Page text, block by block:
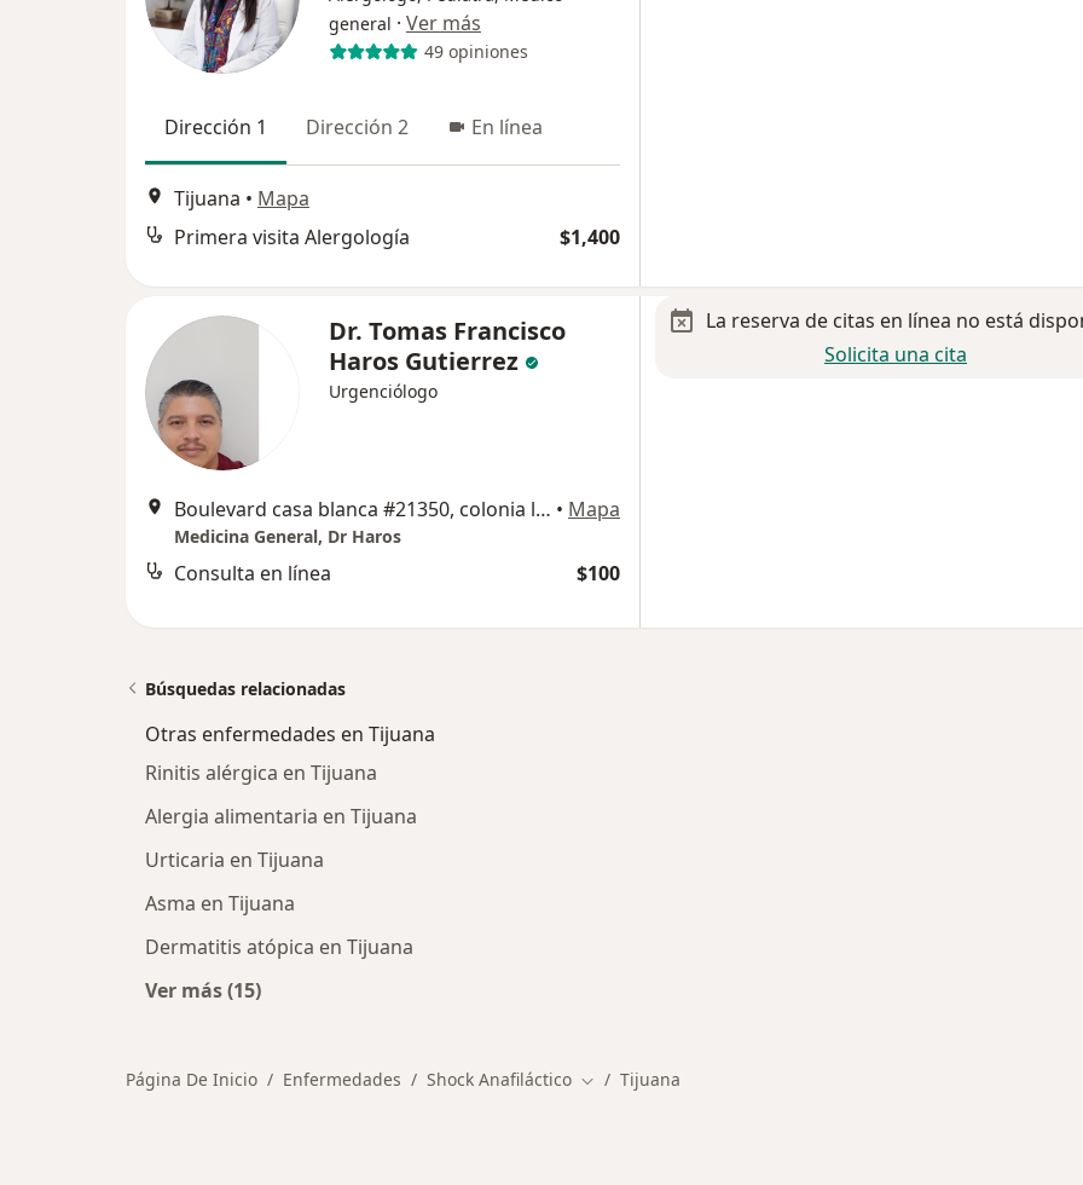
general · Ver más
49 opiniones
Dirección 1 Dirección 2 En línea
Tijuana • Mapa
Primera visita Alergología
$1,400
Dr. Tomas Francisco
Haros Gutierrez
Urgenciólogo
Boulevard casa blanca #21350, colonia las misiones, Tijuana • Mapa
Medicina General, Dr Haros
Consulta en línea $100
La reserva de citas en línea no está
Solicita una cita
Búsquedas relacionadas
Otras enfermedades en Tijuana
Rinitis alérgica en Tijuana
Alergia alimentaria en Tijuana
Urticaria en Tijuana
Asma en Tijuana
Dermatitis atópica en Tijuana
Ver más (15)
Página De Inicio Enfermedades Shock Anafiláctico Cambiar de ciudad
Tijuana